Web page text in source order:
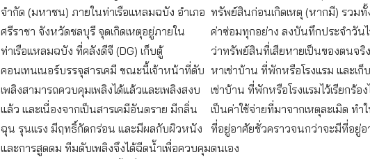
จำกัด (มหาชน) ภายในท่าเรือแหลมฉบัง อำเภอ
ศรีราชา จังหวัดชลบุรี จุดเกิดเหตุอยู่ภายใน
ท่าเรือแหลมฉบัง ที่คลังดีจี (DG) เก็บตู้
คอนเทนเนอร์บรรจุสารเคมี ขณะนี้เจ้าหน้าที่ดับ
เพลิงสามารถควบคุมเพลิงได้แล้วและเพลิงสงบ
แล้ว และเนื่องจากเป็นสารเคมีอันตราย มีกลิ่น
ฉุน รุนแรง มีฤทธิ์กัดกร่อน และมีผลกับผิวหนัง
และการสูดดม ทีมดับเพลิงจึงได้ฉีดน้ำเพื่อควบคุม
ทรัพย์สินก่อนเกิดเหตุ (หากมี) รวมทั้ง
ค่าซ่อมทุกอย่าง ลงบันทึกประจำวัน
ว่าทรัพย์สินที่เสียหายเป็นของตนจริ
หาเช่าบ้าน ที่พักหรือโรงแรม และเก็
เช่าบ้าน ที่พักหรือโรงแรมไว้เรียกร้อง
เป็นค่าใช้จ่ายที่มาจากเหตุละเมิด ทำ
ที่อยู่อาศัยชั่วคราวจนกว่าจะมีที่อยู่อ
ตนเอง